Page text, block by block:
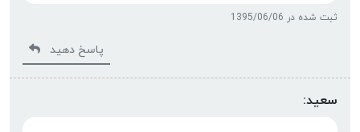
ثبت شده در 1395/06/06
پاسخ دهید
سعید: